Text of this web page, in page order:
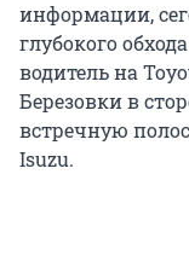
информации,
глубокого
водитель на
Березовки в
встречную
Isuzu.